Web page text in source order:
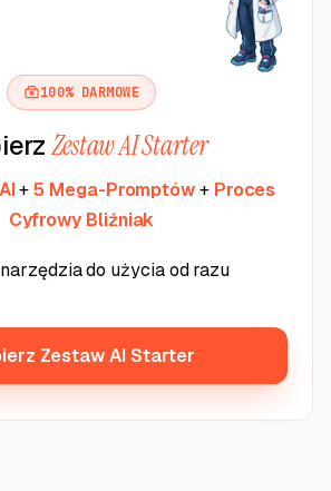
100% DARMOWE
Zestaw AI Starter
+5 Mega-Promptów+ Proces
Cyfrowy Bliźniak
do użycia od razu
Zestaw AI Starter